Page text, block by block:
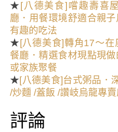
★ [八德美食]嚐趣壽喜
廳．用餐環境舒適合親
有趣的吃法
★ [八德美食]轉角17～
餐廳．精選食材現點現
或家族聚餐
★[八德美食]台式粥品．
/炒麵 /蓋飯 /讚岐烏龍專
評論